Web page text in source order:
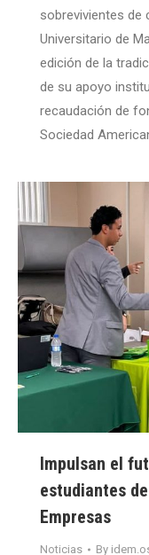
sobrevivientes de
Universitario de
edición de la
de su apoyo
recaudación de
Sociedad
Impulsan el
estudiantes
Empresas
Noticias By